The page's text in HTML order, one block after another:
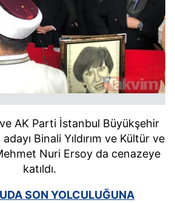
AK Parti İstanbul Büyükşehir
Binali Yıldırım ve Kültür ve
Nuri Ersoy da cenazeye
katıldı.
SON YOLCULUĞUNA